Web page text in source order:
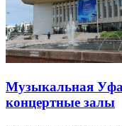
Музыкальная
концертные залы